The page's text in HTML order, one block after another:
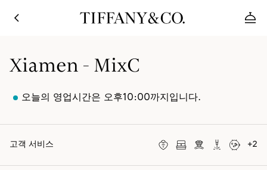
Xiamen - MixC
오늘의 영업시간은 오후10:00까지입니다.
고객 서비스 +2